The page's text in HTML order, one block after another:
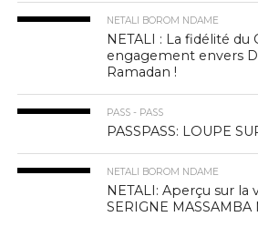
NETALI BOROM NDAME
NETALI : La fidélité du
engagement envers
Ramadan !
PASS - PASS
PASSPASS: LOUPE
NETALI BOROM NDAME
NETALI: Aperçu sur la
SERIGNE MASSAMBA